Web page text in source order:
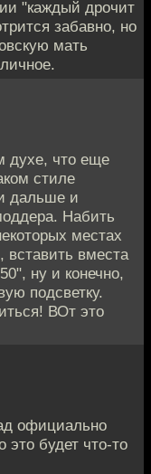
"каждый дрочит
забавно, но
мать
духе, что еще
стиле
дальше и
Набить
местах
вместа
ну и конечно,
подсветку.
ВОт это
официально
это будет что-то